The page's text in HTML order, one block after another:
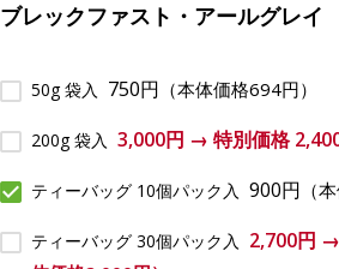
ブレックファスト・アールグレイ
50g 袋入 750円 （本体価格694円）
200g 袋入 3,000円 → 特別価格
ティーバッグ 10個パック入 900円 （
ティーバッグ 30個パック入 2,700円